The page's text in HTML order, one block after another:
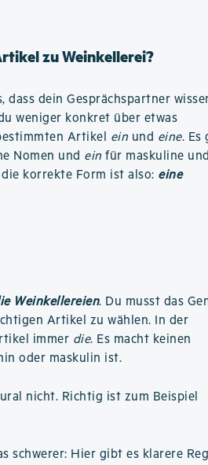
zu Weinkellerei?
dass dein Gesprächspartner
weniger konkret über etwas
Artikel ein und eine. Es
Nomen und ein für maskuline und
korrekte Form ist also: eine
Weinkellereien. Du musst das
Artikel zu wählen. In der
immer die. Es macht keinen
oder maskulin ist.
nicht. Richtig ist zum Beispiel
schwerer: Hier gibt es klarere